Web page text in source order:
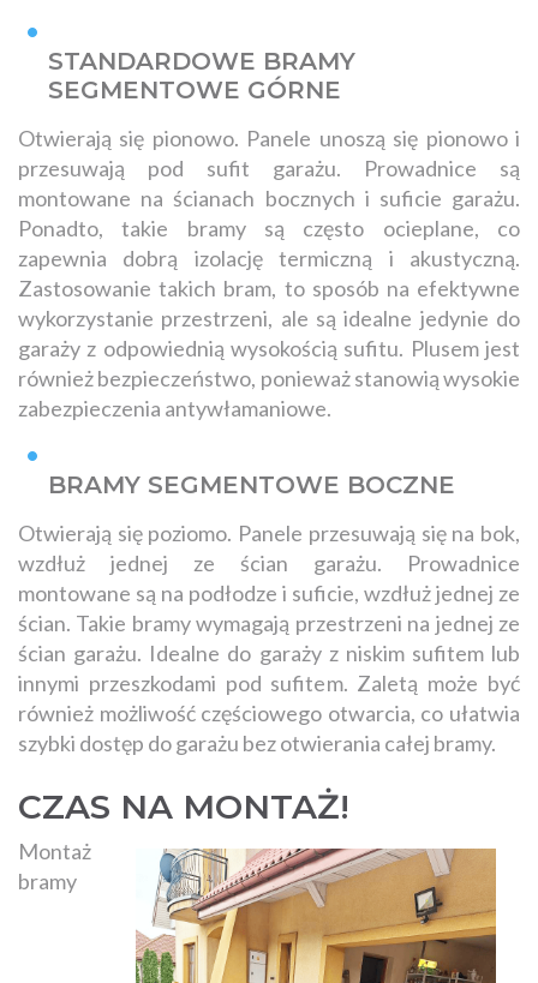
STANDARDOWE BRAMY
SEGMENTOWE GÓRNE
Otwierają się pionowo. Panele unoszą się pionowo i
przesuwają pod sufit garażu. Prowadnice są
montowane na ścianach bocznych i suficie garażu.
Ponadto, takie bramy są często ocieplane, co
zapewnia dobrą izolację termiczną i akustyczną.
Zastosowanie takich bram, to sposób na efektywne
wykorzystanie przestrzeni, ale są idealne jedynie do
garaży z odpowiednią wysokością sufitu. Plusem jest
również bezpieczeństwo, ponieważ stanowią wysokie
zabezpieczenia antywłamaniowe.
BRAMY SEGMENTOWE BOCZNE
Otwierają się poziomo. Panele przesuwają się na bok,
wzdłuż jednej ze ścian garażu. Prowadnice
montowane są na podłodze i suficie, wzdłuż jednej ze
ścian. Takie bramy wymagają przestrzeni na jednej ze
ścian garażu. Idealne do garaży z niskim sufitem lub
innymi przeszkodami pod sufitem. Zaletą może być
również możliwość częściowego otwarcia, co ułatwia
szybki dostęp do garażu bez otwierania całej bramy.
CZAS NA MONTAŻ!
Montaż
bramy